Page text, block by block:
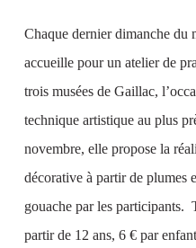
Chaque dernier dimanche du
accueille pour un atelier de
trois musées de Gaillac,
technique artistique au plus
novembre, elle propose la
décorative à partir de plumes
gouache par les participants.
partir de 12 ans, 6 € par